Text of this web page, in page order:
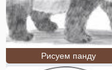
Рисуем панду